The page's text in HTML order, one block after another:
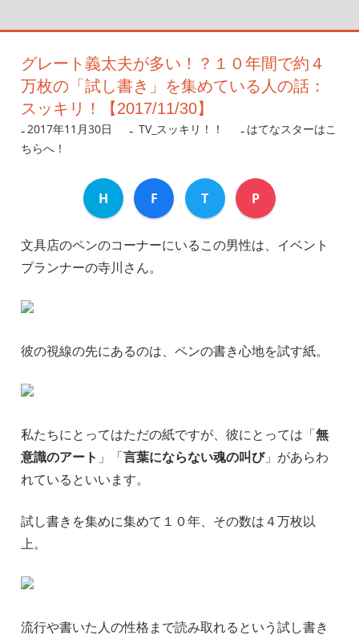
グレート義太夫が多い！？１０年間で約４
万枚の「試し書き」を集めている人の話：
スッキリ！【2017/11/30】
2017年11月30日 nanigoto
TV_スッキリ！！
はてなスターはこ
ちらへ！
H F T P
文具店のペンのコーナーにいるこの男性は、イベント
プランナーの寺川さん。
彼の視線の先にあるのは、ペンの書き心地を試す紙。
私たちにとってはただの紙ですが、彼にとっては「無
意識のアート 」「言葉にならない魂の叫び」があらわ
れているといいます。
試し書きを集めに集めて１０年、その数は４万枚以
上。
流行や書いた人の性格まで読み取れるという試し書き